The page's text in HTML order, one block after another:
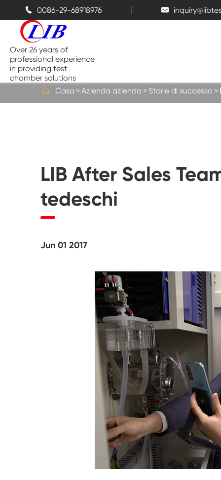
 0086-29-68918976 
Over 26 years of
professional experience
in providing test
chamber solutions
Camere termiche
Camere a spruzzo di sale
Camera di prova della pioggia
Camera di prova speciale
Apparecchiatura di prova IP
 Casa Azienda azienda Storie di successo
LIB After Sales
tedeschi
Jun 01 2017